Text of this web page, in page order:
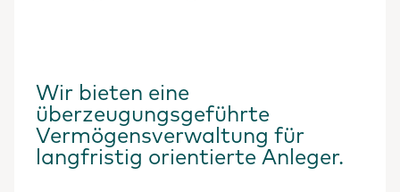
Wir bieten eine
überzeugungsgeführte
Vermögensverwaltung für
langfristig orientierte Anleger.